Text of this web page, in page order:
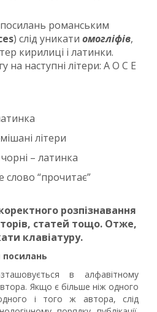
романським
) слід уникати омогліфів,
кирилиці і латинки.
на наступні літери: А О С Е
літери
– латинка
“прочитає”
розпізнавання
статей тощо. Отже,
клавіатуру.
в алфавітному
Якщо є більше ніж одного
і того ж автора, слід